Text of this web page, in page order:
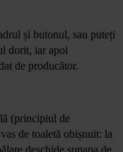
și butonul, sau puteți
dorit, iar apoi
de producător.
(principiul de
de toaletă obișnuit: la